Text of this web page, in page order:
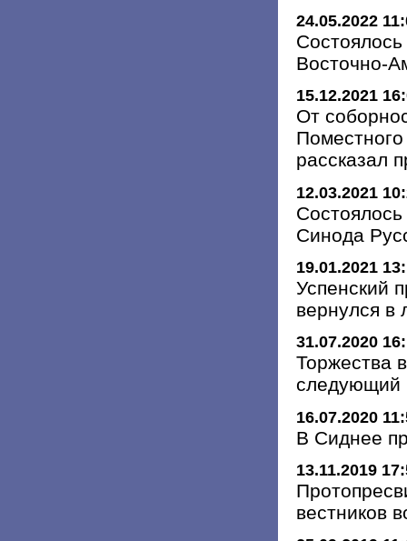
24.05.2022
Восточно-
15.12.2021
От
рассказал
12.03.2021
Синода
19.01.2021
Успенский
вернулся в
31.07.2020
Торжества
следующий
16.07.2020
В Сиднее
13.11.2019
вестников